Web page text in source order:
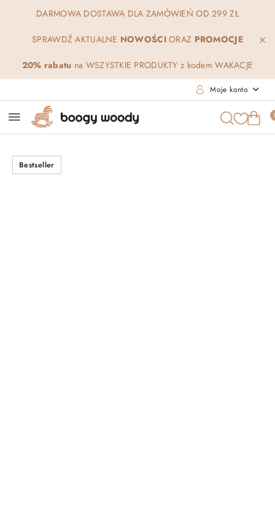
Przejdź do treści głównej
Przejdź do wyszukiwarki
Przejdź do moje konto
Przejdź do menu głównego
Przejdź do opisu produktu
Przejdź do stopki
DARMOWA DOSTAWA DLA ZAMÓWIEŃ OD 299 ZŁ
SPRAWDŹ AKTUALNE NOWOŚCIORAZ PROMOCJE
20% rabatu na WSZYSTKIE PRODUKTY z kodem WAKACJE
Moje konto
Bestseller